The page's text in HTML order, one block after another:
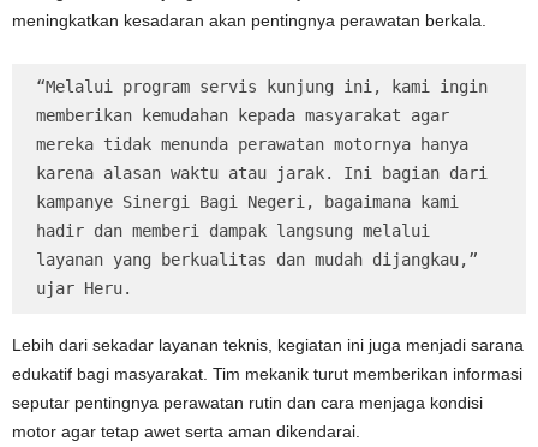
meningkatkan kesadaran akan pentingnya perawatan berkala.
“Melalui program servis kunjung ini, kami ingin
memberikan kemudahan kepada masyarakat agar
mereka tidak menunda perawatan motornya hanya
karena alasan waktu atau jarak. Ini bagian dari
kampanye Sinergi Bagi Negeri, bagaimana kami
hadir dan memberi dampak langsung melalui
layanan yang berkualitas dan mudah dijangkau,”
ujar Heru.
Lebih dari sekadar layanan teknis, kegiatan ini juga menjadi sarana
edukatif bagi masyarakat. Tim mekanik turut memberikan informasi
seputar pentingnya perawatan rutin dan cara menjaga kondisi
motor agar tetap awet serta aman dikendarai.